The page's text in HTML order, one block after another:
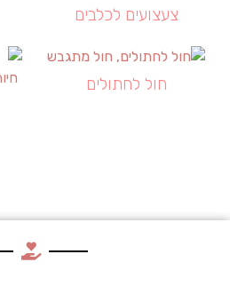
צעצועים לכלבים
חול לחתולים